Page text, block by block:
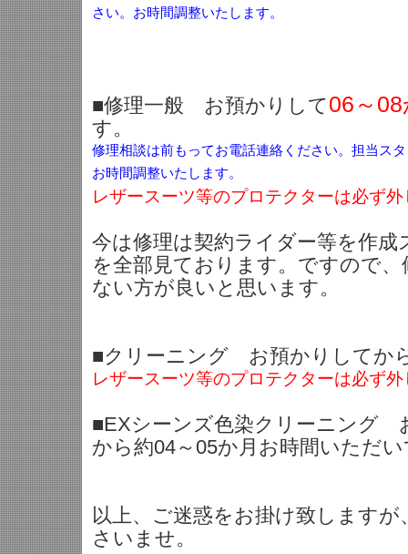
さい。お時間調整いたします。
■修理一般 お預かりして06～
す。
修理相談は前もってお電話連絡ください。担当ス
お時間調整いたします。
レザースーツ等のプロテクターは必ず
今は修理は契約ライダー等を作成
を全部見ております。ですので
ない方が良いと思います。
■クリーニング お預かりしてか
レザースーツ等のプロテクターは必ず
■EXシーンズ色染クリーニング
から約04～05か月お時間いただ
以上、ご迷惑をお掛け致します
さいませ。